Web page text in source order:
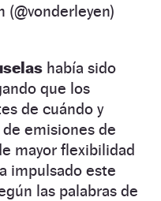
había sido
que los
de cuándo y
emisiones de
mayor flexibilidad
impulsado este
las palabras de